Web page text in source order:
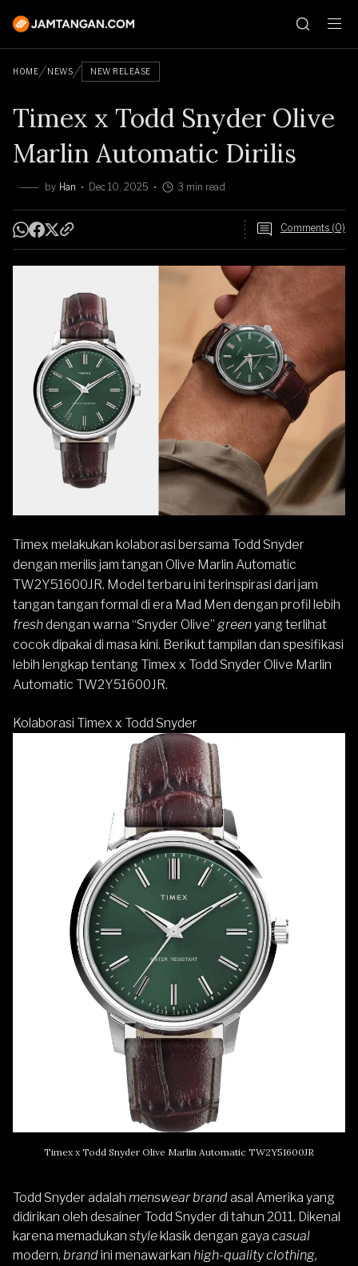
HOME NEWS NEW RELEASE
Timex x Todd Snyder Olive
Marlin Automatic Dirilis
by Han Dec 10, 2025 3 min read
Comments (0)
Timex melakukan kolaborasi bersama Todd Snyder
dengan merilis jam tangan Olive Marlin Automatic
TW2Y51600JR. Model terbaru ini terinspirasi dari jam
tangan tangan formal di era Mad Men dengan profil lebih
freshdengan warna “Snyder Olive” greenyang terlihat
cocok dipakai di masa kini. Berikut tampilan dan spesifikasi
lebih lengkap tentang Timex x Todd Snyder Olive Marlin
Automatic TW2Y51600JR.
Kolaborasi Timex x Todd Snyder
Timex x Todd Snyder Olive Marlin Automatic TW2Y51600JR
Todd Snyder adalah menswear brandasal Amerika yang
didirikan oleh desainer Todd Snyder di tahun 2011. Dikenal
karena memadukan style klasik dengan gaya casual
modern, brandini menawarkan high-quality clothing,